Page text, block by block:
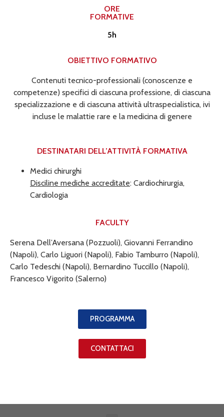
ORE
FORMATIVE
5h
OBIETTIVO FORMATIVO
Contenuti tecnico-professionali (conoscenze e
competenze) specifici di ciascuna professione, di ciascuna
specializzazione e di ciascuna attività ultraspecialistica, ivi
incluse le malattie rare e la medicina di genere
DESTINATARI DELL’ATTIVITÀ FORMATIVA​
Medici chirurghi
Disciline mediche accreditate: Cardiochirurgia,
Cardiologia
FACULTY
Serena Dell’Aversana (Pozzuoli), Giovanni Ferrandino
(Napoli), Carlo Liguori (Napoli), Fabio Tamburro (Napoli),
Carlo Tedeschi (Napoli), Bernardino Tuccillo (Napoli),
Francesco Vigorito (Salerno)
PROGRAMMA
CONTATTACI